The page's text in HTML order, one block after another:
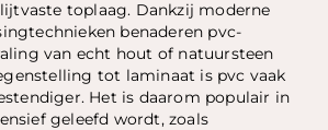
toplaag. Dankzij moderne
benaderen pvc-
van echt hout of natuursteen
tot laminaat is pvc vaak
Het is daarom populair in
geleefd wordt, zoals